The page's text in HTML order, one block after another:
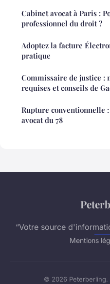
Cabinet avocat à Paris :
professionnel du droit ?
Adoptez la facture
pratique
Commissaire de justice :
requises et conseils de
Rupture conventionnelle
avocat du 78
“Votre source
Mentions
© 2026 Peterberling.